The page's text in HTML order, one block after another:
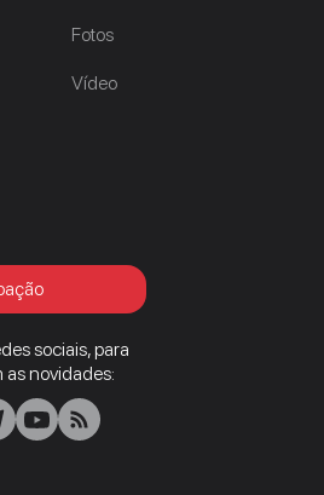
Fotos
Vídeo
sociais, para
as novidades: